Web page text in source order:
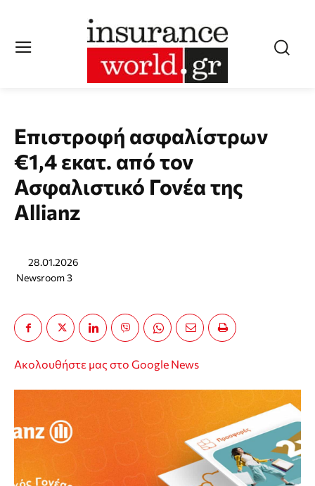
Επιστροφή ασφαλίστρων
€1,4 εκατ. από τον
Ασφαλιστικό Γονέα της
Allianz
28.01.2026
Newsroom 3
Ακολουθήστε μας στο Google News